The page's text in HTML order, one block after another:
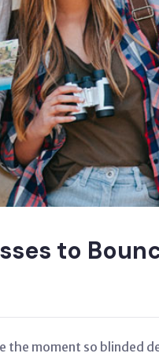
to
the moment so blinded